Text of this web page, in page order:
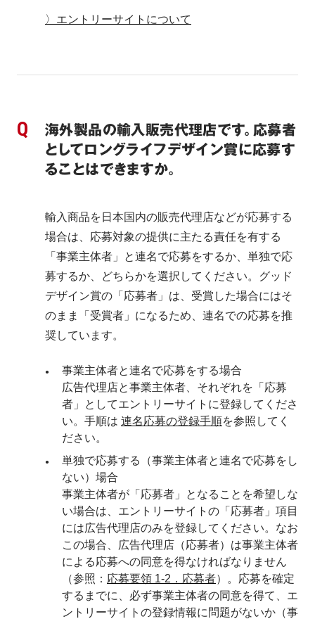
〉エントリーサイトについて
海外製品の輸入販売代理店です。応募者
としてロングライフデザイン賞に応募す
ることはできますか。
輸入商品を日本国内の販売代理店などが応募する
場合は、応募対象の提供に主たる責任を有する
「事業主体者」と連名で応募をするか、単独で応
募するか、どちらかを選択してください。グッド
デザイン賞の「応募者」は、受賞した場合にはそ
のまま「受賞者」になるため、連名での応募を推
奨しています。
事業主体者と連名で応募をする場合
広告代理店と事業主体者、それぞれを「応募
者」としてエントリーサイトに登録してくださ
い。手順は 連名応募の登録手順を参照してく
ださい。
単独で応募する（事業主体者と連名で応募をし
ない）場合
事業主体者が「応募者」となることを希望しな
い場合は、エントリーサイトの「応募者」項目
には広告代理店のみを登録してください。なお
この場合、広告代理店（応募者）は事業主体者
による応募への同意を得なければなりません
（参照： 応募要領 1-2．応募者）。応募を確定
するまでに、必ず事業主体者の同意を得て、エ
ントリーサイトの登録情報に問題がないか（事